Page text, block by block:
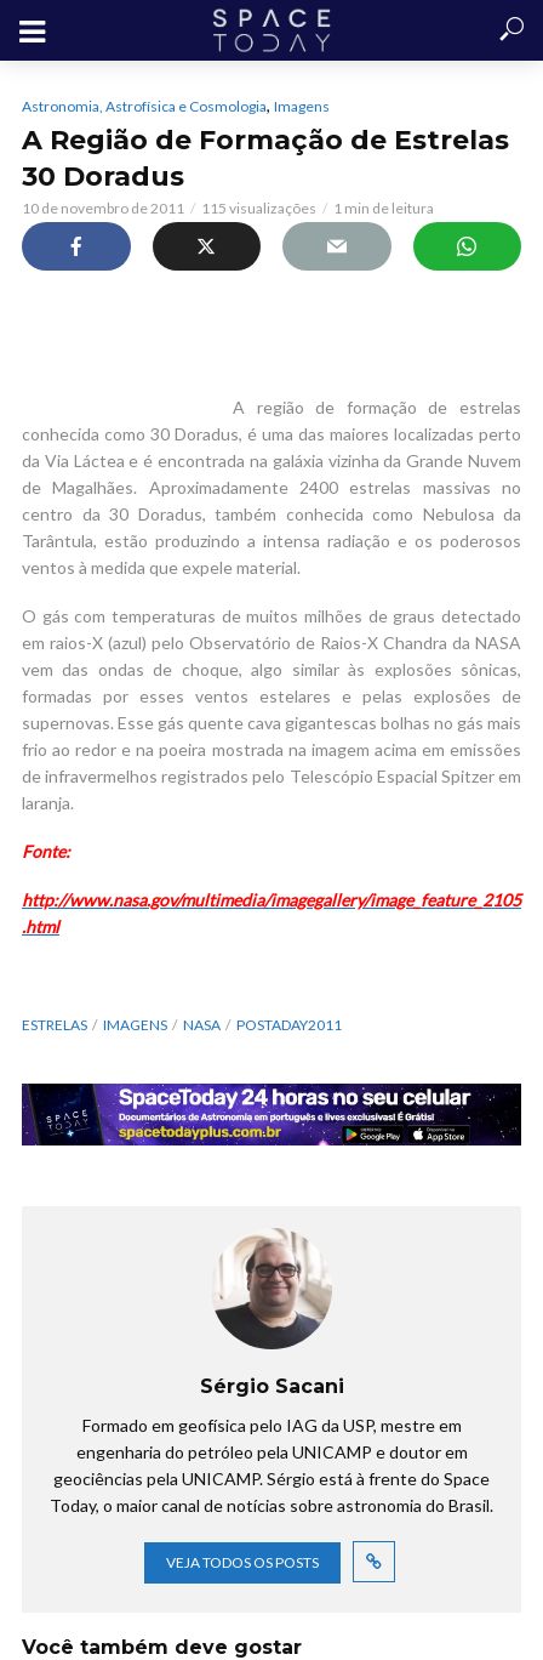
Astronomia, Astrofísica e Cosmologia, Imagens
A Região de Formação de Estrelas
30 Doradus
10 de novembro de 2011 115 visualizações 1 min de leitura
A região de formação de estrelas
conhecida como 30 Doradus, é uma das maiores localizadas perto
da Via Láctea e é encontrada na galáxia vizinha da Grande Nuvem
de Magalhães. Aproximadamente 2400 estrelas massivas no
centro da 30 Doradus, também conhecida como Nebulosa da
Tarântula, estão produzindo a intensa radiação e os poderosos
ventos à medida que expele material.
O gás com temperaturas de muitos milhões de graus detectado
em raios-X (azul) pelo Observatório de Raios-X Chandra da NASA
vem das ondas de choque, algo similar às explosões sônicas,
formadas por esses ventos estelares e pelas explosões de
supernovas. Esse gás quente cava gigantescas bolhas no gás mais
frio ao redor e na poeira mostrada na imagem acima em emissões
de infravermelhos registrados pelo Telescópio Espacial Spitzer em
laranja.
Fonte:
http://www.nasa.gov/multimedia/imagegallery/image_feature_2105
.html
ESTRELAS IMAGENS NASA POSTADAY2011
Sérgio Sacani
Formado em geofísica pelo IAG da USP, mestre em
engenharia do petróleo pela UNICAMP e doutor em
geociências pela UNICAMP. Sérgio está à frente do Space
Today, o maior canal de notícias sobre astronomia do Brasil.
VEJA TODOS OS POSTS
Você também deve gostar